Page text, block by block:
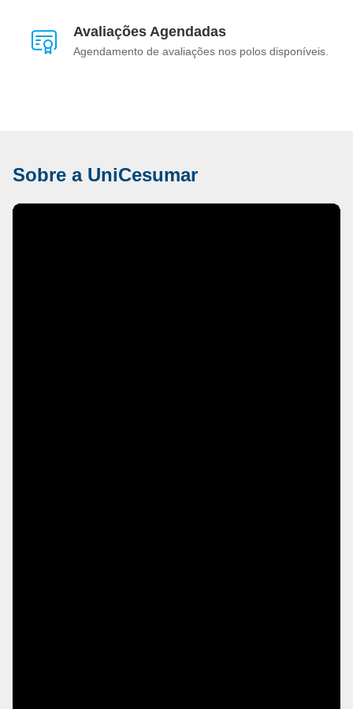
Avaliações Agendadas
Agendamento de avaliações nos polos disponíveis.
Sobre a UniCesumar